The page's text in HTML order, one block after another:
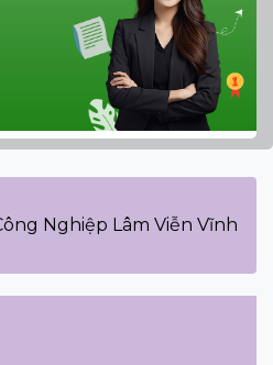
Nghiệp Lâm Viễn Vĩnh